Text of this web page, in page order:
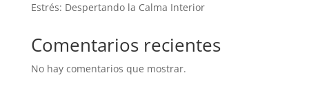
Estrés: Despertando la Calma Interior
Comentarios recientes
No hay comentarios que mostrar.